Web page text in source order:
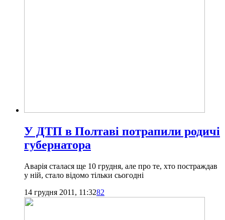
У ДТП в Полтаві потрапили родичі
губернатора
Аварія сталася ще 10 грудня, але про те, хто постраждав
у ній, стало відомо тільки сьогодні
14 грудня 2011, 11:3282